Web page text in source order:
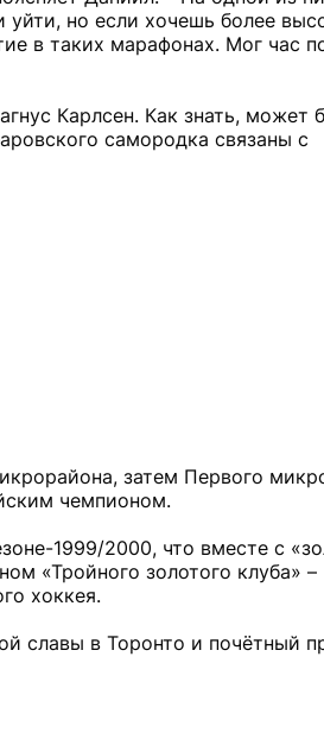
уйти, но если хочешь более
в таких марафонах. Мог час
Карлсен. Как знать, может
самородка связаны с
затем Первого
чемпионом.
1999/2000, что вместе с
«Тройного золотого клуба» –
хоккея.
славы в Торонто и почётный